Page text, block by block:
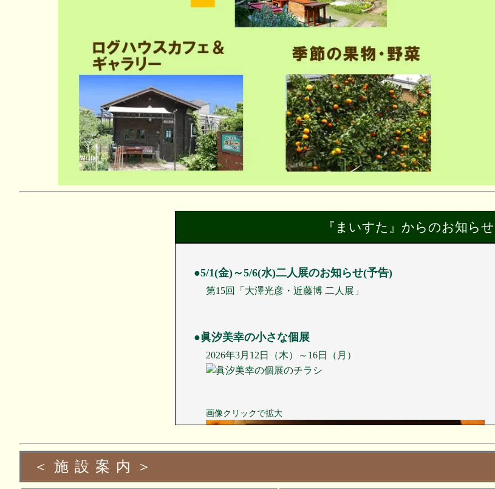
『まいすた』からのお知らせ
●5/1(金)～5/6(水)二人展のお知らせ(予告)
第15回「大澤光彦・近藤博 二人展」
●眞汐美幸の小さな個展
2026年3月12日（木）～16日（月）
画像クリックで拡大
＜施設案内＞